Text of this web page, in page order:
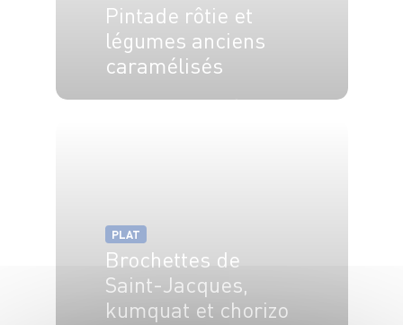
Pintade rôtie et
légumes anciens
caramélisés
PLAT
Brochettes de
Saint-Jacques,
kumquat et chorizo